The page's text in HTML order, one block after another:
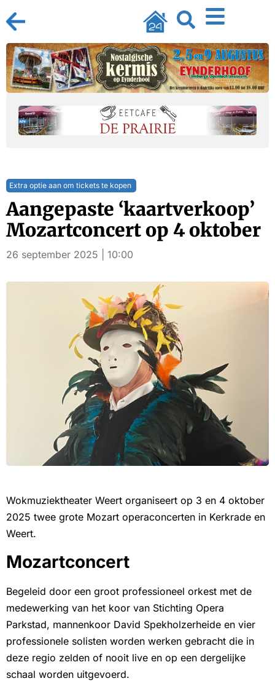
Extra optie aan om tickets te kopen
Aangepaste ‘kaartverkoop’
Mozartconcert op 4 oktober
26 september 2025 | 10:00
Wokmuziektheater Weert organiseert op 3 en 4 oktober
2025 twee grote Mozart operaconcerten in Kerkrade en
Weert.
Mozartconcert
Begeleid door een groot professioneel orkest met de
medewerking van het koor van Stichting Opera
Parkstad, mannenkoor David Spekholzerheide en vier
professionele solisten worden werken gebracht die in
deze regio zelden of nooit live en op een dergelijke
schaal worden uitgevoerd.